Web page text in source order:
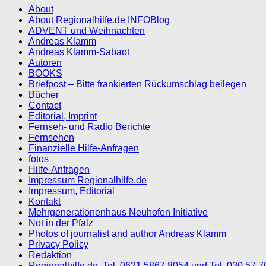
About
About Regionalhilfe.de INFOBlog
ADVENT und Weihnachten
Andreas Klamm
Andreas Klamm-Sabaot
Autoren
BOOKS
Briefpost – Bitte frankierten Rückumschlag beilegen
Bücher
Contact
Editorial, Imprint
Fernseh- und Radio Berichte
Fernsehen
Finanzielle Hilfe-Anfragen
fotos
Hilfe-Anfragen
Impressum Regionalhilfe.de
Impressum, Editorial
Kontakt
Mehrgenerationenhaus Neuhofen Initiative
Not in der Pfalz
Photos of journalist and author Andreas Klamm
Privacy Policy
Redaktion